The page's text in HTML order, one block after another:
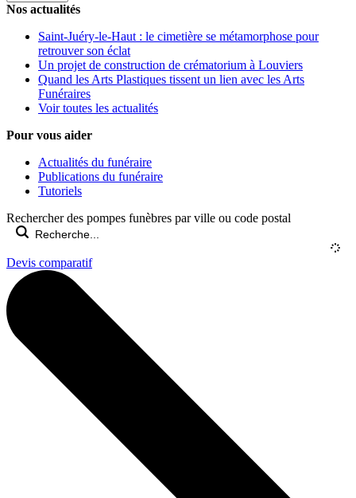
Nos actualités
Saint-Juéry-le-Haut : le cimetière se métamorphose pour
retrouver son éclat
Un projet de construction de crématorium à Louviers
Quand les Arts Plastiques tissent un lien avec les Arts
Funéraires
Voir toutes les actualités
Pour vous aider
Actualités du funéraire
Publications du funéraire
Tutoriels
Rechercher des pompes funèbres par ville ou code postal
Devis comparatif